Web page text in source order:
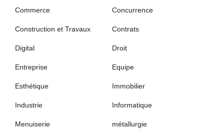
Commerce Concurrence
Construction et Travaux Contrats
Digital Droit
Entreprise Equipe
Esthétique Immobilier
Industrie Informatique
Menuiserie métallurgie